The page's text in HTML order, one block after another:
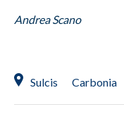
Andrea Scano
Sulcis Carbonia